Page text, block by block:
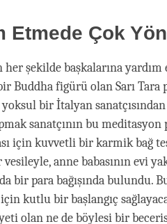
Etmede Çok
şekilde başkalarına yardım
Buddha figürü olan Sarı
bir İtalyan
sanatçının bu
için kuvvetli bir karmik bağ
anne babasının evi
bir para bağışında bulundu.
kutlu bir başlangıç
olan ne de böylesi bir